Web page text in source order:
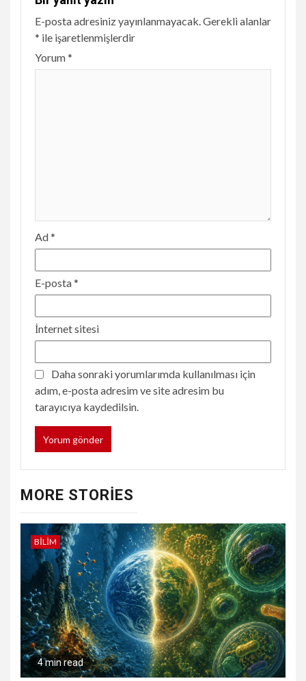
E-posta adresiniz yayınlanmayacak.Gerekli alanlar
* ile işaretlenmişlerdir
Yorum*
Ad*
E-posta*
İnternet sitesi
Daha sonraki yorumlarımda kullanılması için
adım, e-posta adresim ve site adresim bu
tarayıcıya kaydedilsin.
MORE STORIES
BILIM
4 min read